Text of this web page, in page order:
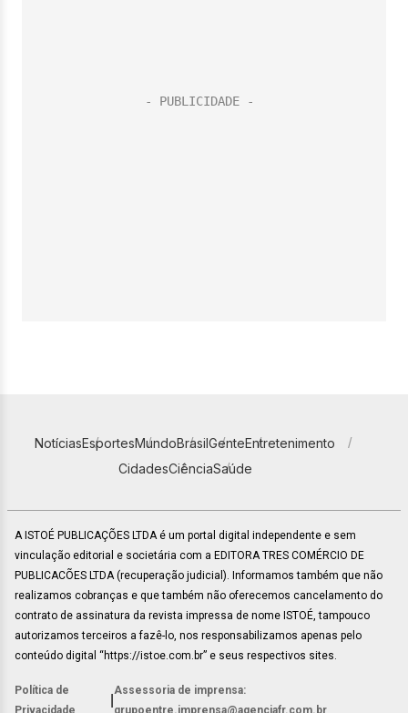
NotíciasEsportesMundoBrasilGenteEntretenimento
CidadesCiênciaSaúde
A ISTOÉ PUBLICAÇÕES LTDA é um portal digital independente e sem
vinculação editorial e societária com a EDITORA TRES COMÉRCIO DE
PUBLICACÕES LTDA (recuperação judicial). Informamos também que não
realizamos cobranças e que também não oferecemos cancelamento do
contrato de assinatura da revista impressa de nome ISTOÉ, tampouco
autorizamos terceiros a fazê-lo, nos responsabilizamos apenas pelo
conteúdo digital “https://istoe.com.br” e seus respectivos sites.
Política de
Privacidade
Assessoria de imprensa:
grupoentre.imprensa@agenciafr.com.br